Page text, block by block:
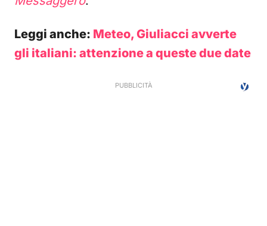
Leggi anche: Meteo, Giuliacci avverte
gli italiani: attenzione a queste due date